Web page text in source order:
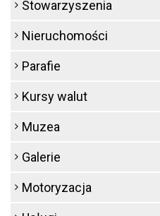
Stowarzyszenia
Nieruchomości
Parafie
Kursy walut
Muzea
Galerie
Motoryzacja